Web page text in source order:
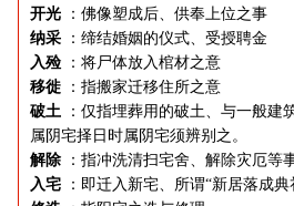
开光
：佛像塑成后、供奉上位之事
纳采
：缔结婚姻的仪式、受授聘金
入殓
：将尸体放入棺材之意
移徙
：指搬家迁移住所之意
破土
：仅指埋葬用的破土、与一般建
属阴宅择日时属阴宅须辨别之。
解除
：指冲洗清扫宅舍、解除灾厄等
入宅
：即迁入新宅、所谓“新居落成典